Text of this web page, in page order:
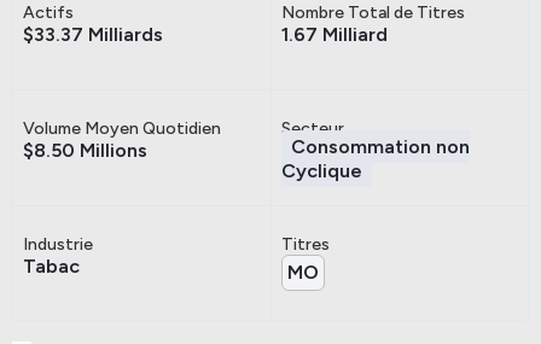
Actifs
$33.37 Milliards
Nombre Total de Titres
1.67 Milliard
Volume Moyen Quotidien
$8.50 Millions
Secteur
Consommation non
Cyclique
Industrie
Tabac
Titres
MO